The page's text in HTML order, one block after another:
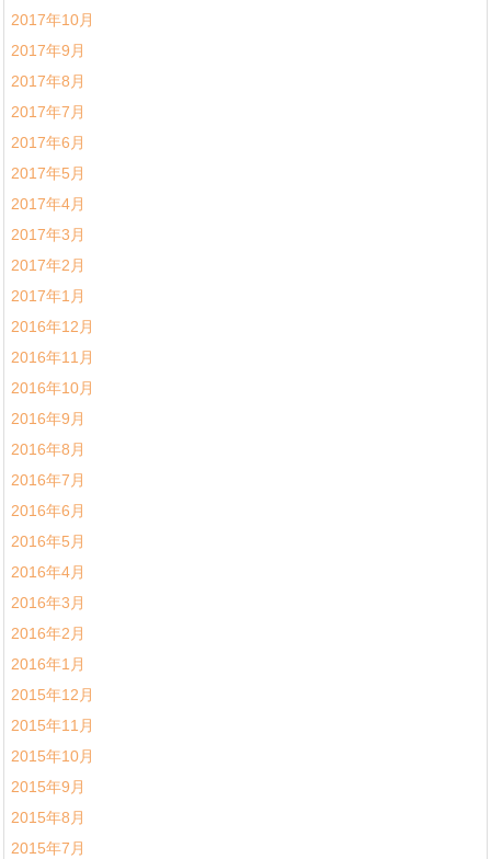
2017年10月
2017年9月
2017年8月
2017年7月
2017年6月
2017年5月
2017年4月
2017年3月
2017年2月
2017年1月
2016年12月
2016年11月
2016年10月
2016年9月
2016年8月
2016年7月
2016年6月
2016年5月
2016年4月
2016年3月
2016年2月
2016年1月
2015年12月
2015年11月
2015年10月
2015年9月
2015年8月
2015年7月